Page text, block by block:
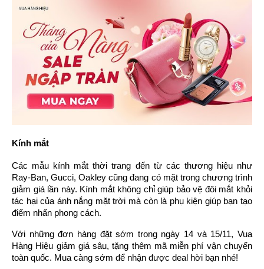
Kính mắt
Các mẫu kính mắt thời trang đến từ các thương hiệu như
Ray-Ban, Gucci, Oakley cũng đang có mặt trong chương trình
giảm giá lần này. Kính mắt không chỉ giúp bảo vệ đôi mắt khỏi
tác hại của ánh nắng mặt trời mà còn là phụ kiện giúp bạn tạo
điểm nhấn phong cách.
Với những đơn hàng đặt sớm trong ngày 14 và 15/11, Vua
Hàng Hiệu giảm giá sâu, tặng thêm mã miễn phí vận chuyển
toàn quốc. Mua càng sớm để nhận được deal hời bạn nhé!